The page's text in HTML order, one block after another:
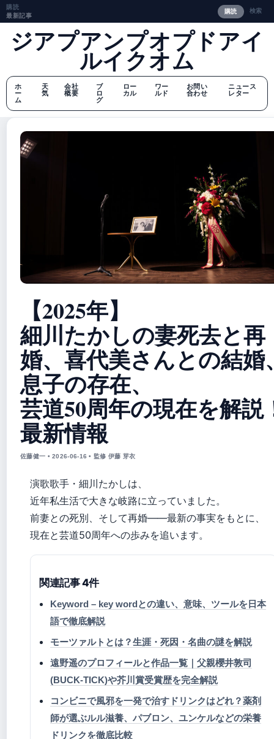
購読
最新記事
購読 検索
ジアプアンプオプドアイ
ルイクオム
ホ
ー
ム
天
気
会社
概要
ブ
ロ
グ
ロー
カル
ワー
ルド
お問い
合わせ
ニュース
レター
【2025年】
細川たかしの妻死去と再
婚、喜代美さんとの結婚
息子の存在、
芸道50周年の現在を解説
最新情報
佐藤健一 • 2026-06-16 • 監修 伊藤 芽衣
演歌歌手・細川たかしは、
近年私生活で大きな岐路に立っていました。
前妻との死別、そして再婚——最新の事実をもとに、
現在と芸道50周年への歩みを追います。
関連記事 4件
Keyword – key wordとの違い、意味、ツールを日本
語で徹底解説
モーツァルトとは？生涯・死因・名曲の謎を解説
遠野遥のプロフィールと作品一覧｜父親櫻井敦司
(BUCK-TICK)や芥川賞受賞歴を完全解説
コンビニで風邪を一発で治すドリンクはどれ？薬剤
師が選ぶルル滋養、パブロン、ユンケルなどの栄養
ドリンクを徹底比較